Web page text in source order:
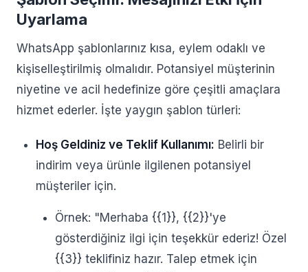
Uyarlama
WhatsApp şablonlarınız kısa, eylem odaklı ve
kişiselleştirilmiş olmalıdır. Potansiyel müşterinin
niyetine ve acil hedefinize göre çeşitli amaçlara
hizmet ederler. İşte yaygın şablon türleri:
Hoş Geldiniz ve Teklif Kullanımı: Belirli bir
indirim veya ürünle ilgilenen potansiyel
müşteriler için.
Örnek: "Merhaba {{1}}, {{2}}'ye
gösterdiğiniz ilgi için teşekkür ederiz! Özel
{{3}} teklifiniz hazır. Talep etmek için